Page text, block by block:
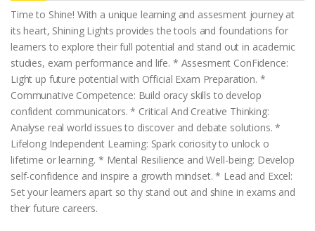
Time to Shine! With a unique learning and assesment journey at
its heart, Shining Lights provides the tools and foundations for
learners to explore their full potential and stand out in academic
studies, exam performance and life. * Assesment ConFidence:
Light up future potential with Official Exam Preparation. *
Communative Competence: Build oracy skills to develop
confident communicators. * Critical And Creative Thinking:
Analyse real world issues to discover and debate solutions. *
Lifelong Independent Learning: Spark coriosity to unlock o
lifetime or learning. * Mental Resilience and Well-being: Develop
self-confidence and inspire a growth mindset. * Lead and Excel:
Set your learners apart so thy stand out and shine in exams and
their future careers.